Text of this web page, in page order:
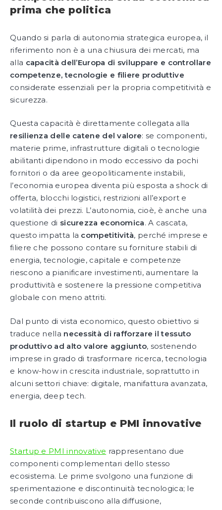
prima che politica
Quando si parla di autonomia strategica europea, il
riferimento non è a una chiusura dei mercati, ma
alla capacità dell’Europa di sviluppare e controllare
competenze, tecnologie e filiere produttive
considerate essenziali per la propria competitività e
sicurezza.
Questa capacità è direttamente collegata alla
resilienza delle catene del valore: se componenti,
materie prime, infrastrutture digitali o tecnologie
abilitanti dipendono in modo eccessivo da pochi
fornitori o da aree geopoliticamente instabili,
l’economia europea diventa più esposta a shock di
offerta, blocchi logistici, restrizioni all’export e
volatilità dei prezzi. L’autonomia, cioè, è anche una
questione di sicurezza economica. A cascata,
questo impatta la competitività, perché imprese e
filiere che possono contare su forniture stabili di
energia, tecnologie, capitale e competenze
riescono a pianificare investimenti, aumentare la
produttività e sostenere la pressione competitiva
globale con meno attriti.
Dal punto di vista economico, questo obiettivo si
traduce nella necessità di rafforzare il tessuto
produttivo ad alto valore aggiunto, sostenendo
imprese in grado di trasformare ricerca, tecnologia
e know-how in crescita industriale, soprattutto in
alcuni settori chiave: digitale, manifattura avanzata,
energia, deep tech.
Il ruolo di startup e PMI innovative
Startup e PMI innovative rappresentano due
componenti complementari dello stesso
ecosistema. Le prime svolgono una funzione di
sperimentazione e discontinuità tecnologica; le
seconde contribuiscono alla diffusione,